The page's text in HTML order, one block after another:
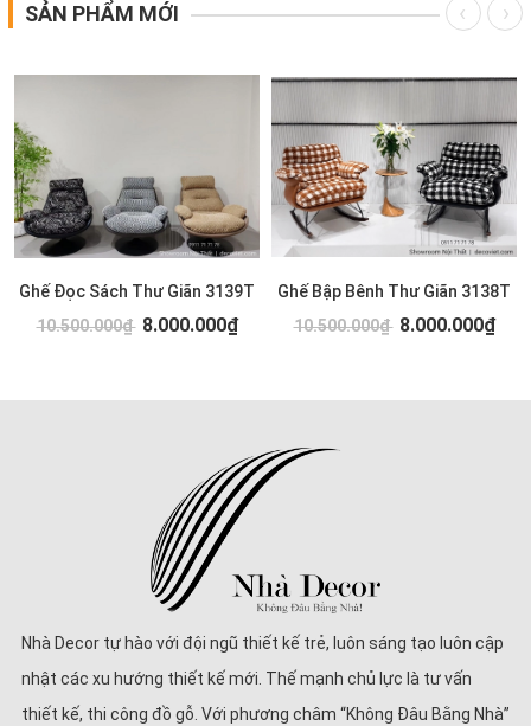
SẢN PHẨM MỚI
Ghế Đọc Sách Thư Giãn 3139T
10.500.000₫ 8.000.000₫
Ghế Bập Bênh Thư Giãn 3138T
10.500.000₫ 8.000.000₫
Nhà Decor tự hào với đội ngũ thiết kế trẻ, luôn sáng tạo luôn cập
nhật các xu hướng thiết kế mới. Thế mạnh chủ lực là tư vấn
thiết kế, thi công đồ gỗ. Với phương châm “Không Đâu Bằng Nhà”